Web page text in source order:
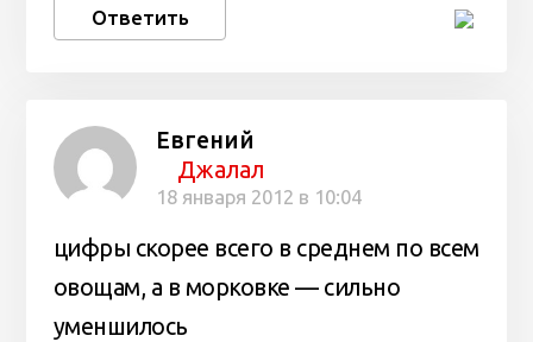
Ответить
Евгений
Джалал
18 января 2012 в 10:04
цифры скорее всего в среднем по всем
овощам, а в морковке — сильно
уменшилось